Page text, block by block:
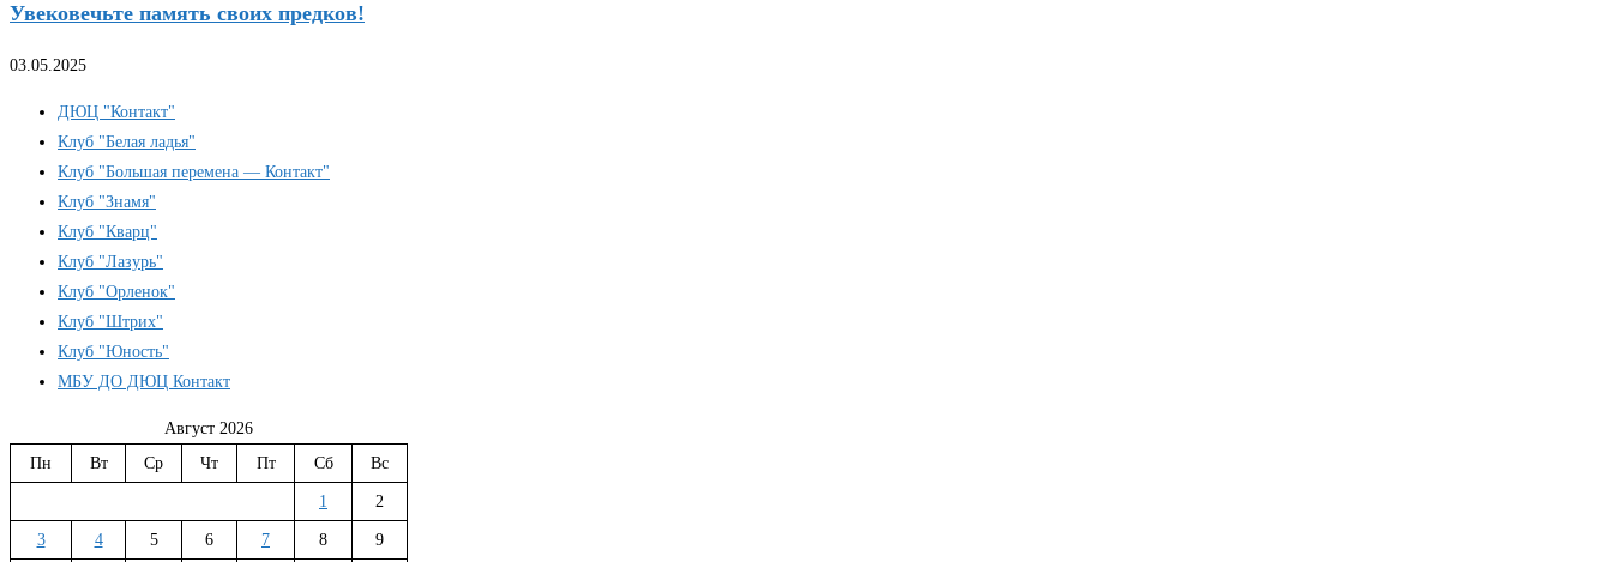
Увековечьте память своих предков!
03.05.2025
ДЮЦ "Контакт"
Клуб "Белая ладья"
Клуб "Большая перемена — Контакт"
Клуб "Знамя"
Клуб "Кварц"
Клуб "Лазурь"
Клуб "Орленок"
Клуб "Штрих"
Клуб "Юность"
МБУ ДО ДЮЦ Контакт
Август 2026
Пн
Вт Ср Чт Пт Сб Вс
1 2
3 4 5 6 7 8 9